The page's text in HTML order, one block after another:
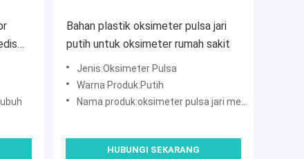
Bahan plastik oksimeter pulsa jari
putih untuk oksimeter rumah sakit
Jenis:Oksimeter Pulsa
Warna Produk:Putih
Nama produk:oksimeter pulsa jari medis
HUBUNGI SEKARANG